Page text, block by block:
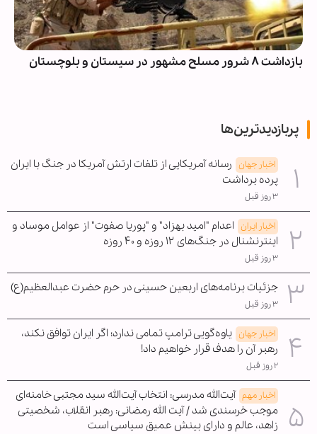
بازداشت ۸ شرور مسلح مشهور در سیستان و بلوچستان
پربازدیدترین‌ها
اخبار جهان رسانه آمریکایی از تلفات ارتش آمریکا در جنگ با ایران
پرده برداشت
۳ روز قبل
اخبار ایران اعدام "امید بهزاد" و "پوریا صفوت" از عوامل موساد و
اینترنشنال در جنگ‌های ۱۲ روزه و ۴۰ روزه
۳ روز قبل
جزئیات برنامه‌های اربعین حسینی در حرم حضرت عبدالعظیم(ع)
۳ روز قبل
اخبار جهان یاوه‌گویی ترامپ تمامی ندارد؛ اگر ایران توافق نکند،
رهبر آن را هدف قرار خواهیم داد!
۲ روز قبل
اخبار مهم آیت‌الله مدرسی: انتخاب آیت‌الله سید مجتبی خامنه‌ای
موجب خرسندی شد / آیت الله رمضانی: رهبر انقلاب، شخصیتی
زاهد، عالم و دارای بینش عمیق سیاسی است